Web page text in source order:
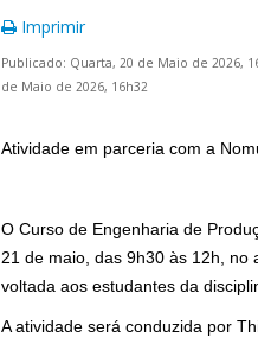
Imprimir
Publicado: Quarta, 20 de Maio de 2026,
de Maio de 2026, 16h32
Atividade em parceria com a
O Curso de Engenharia de
21 de maio, das 9h30 às 12h, no
voltada aos estudantes da
A atividade será conduzida por